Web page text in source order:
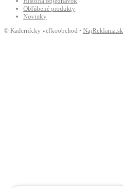
Obľúbené produkty
Novinky
© Kadernícky veľkoobchod •